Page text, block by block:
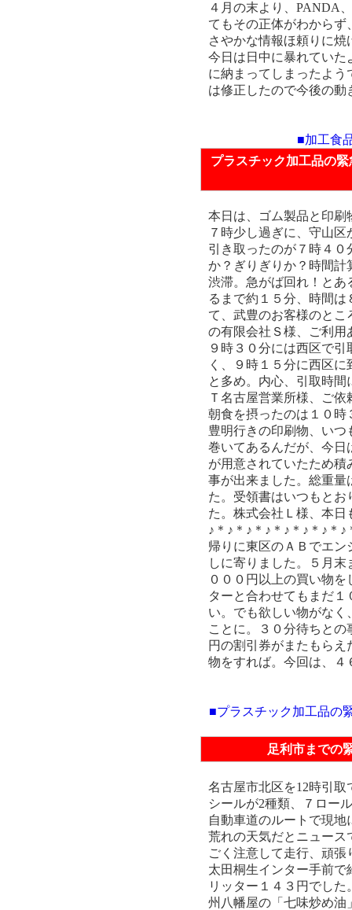
４月の末より、PANDA
てもその正体がわから
さやかな情報ほ頼りに
今日は日中に暴れていた
に納まってしまったよ
は修正したので今後の
■加工食
プラスチック加工品の
本日は、ゴム製品と印刷
７時少し過ぎに、守山
引き取ったのが７時４
か？ぎりぎりか？時間計
渋滞。急がば回れ！とあ
るまで約１５分、時間
て、武豊のお客様のと
の有限会社Ｓ様、ご利用
９時３０分には西区で
く、９時１５分に西区
と多め。内心、引取時
Ｔ名古屋営業所様、ご
朝食を摂ったのは１０時
豊明行きの印刷物、い
巻いてあるんだが、今日
が用意されていたため
事が出来ました。総重量
た。受領書はいつもと
た。株式会社Ｌ様、本
♪＊♪＊♪＊♪＊♪＊♪＊♪＊
帰りに東区のＡＢでエ
しに寄りました。５月
０００円以上の買い物
ターと合わせてもまだ
い。でも欲しい物がな
ことに。３０分待ちと
円の割引券がまたもら
物をすれば。今回は、４
■プラスチック加工品の
足利市までの
名古屋市北区を12時引取
シールが2種類、７ロー
自動車道のルートで現地
荒れの天気だとニュース
ごく注意して走行、頑張
太田桐生インター手前
リッター１４３円でし
州八幡屋の「七味炒め油